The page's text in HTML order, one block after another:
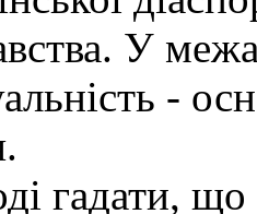
У
-
гадати,